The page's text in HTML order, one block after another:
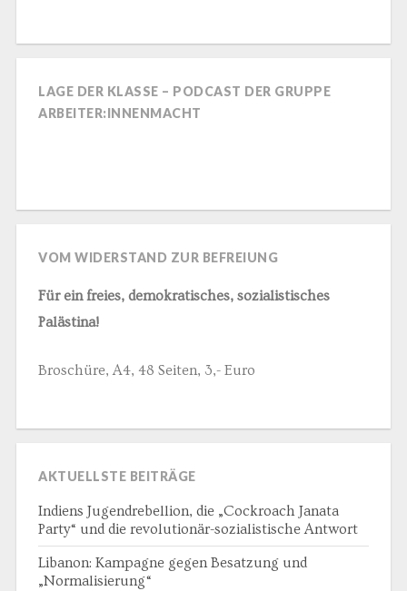
LAGE DER KLASSE – PODCAST DER GRUPPE
ARBEITER:INNENMACHT
VOM WIDERSTAND ZUR BEFREIUNG
Für ein freies, demokratisches, sozialistisches
Palästina!
Broschüre, A4, 48 Seiten, 3,- Euro
AKTUELLSTE BEITRÄGE
Indiens Jugendrebellion, die „Cockroach Janata
Party“ und die revolutionär-sozialistische Antwort
Libanon: Kampagne gegen Besatzung und
„Normalisierung“